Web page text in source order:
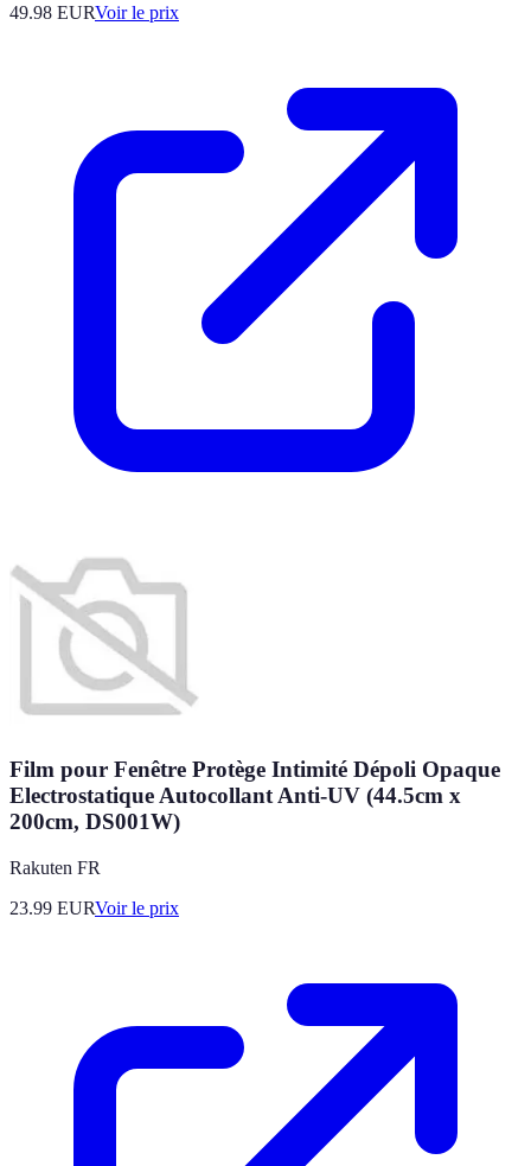
49.98 EURVoir le prix
Film pour Fenêtre Protège Intimité Dépoli Opaque
Electrostatique Autocollant Anti-UV (44.5cm x
200cm, DS001W)
Rakuten FR
23.99 EURVoir le prix